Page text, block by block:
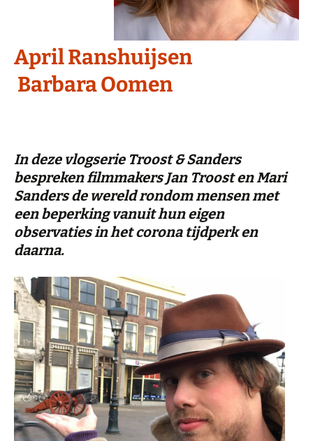
April Ranshuijsen
Barbara Oomen
In deze vlogserie Troost & Sanders
bespreken filmmakers Jan Troost en Mari
Sanders de wereld rondom mensen met
een beperking vanuit hun eigen
observaties in het corona tijdperk en
daarna.